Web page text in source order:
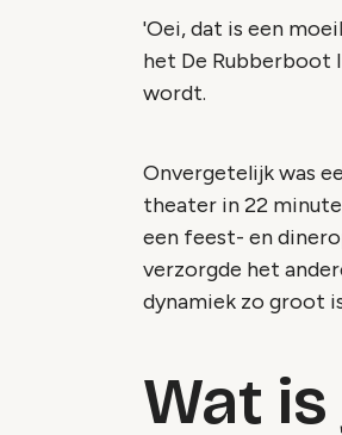
'Oei, dat is een
het De Rubberboot
wordt.
Onvergetelijk was
theater in 22
een feest- en
verzorgde het
dynamiek zo groot
Wat